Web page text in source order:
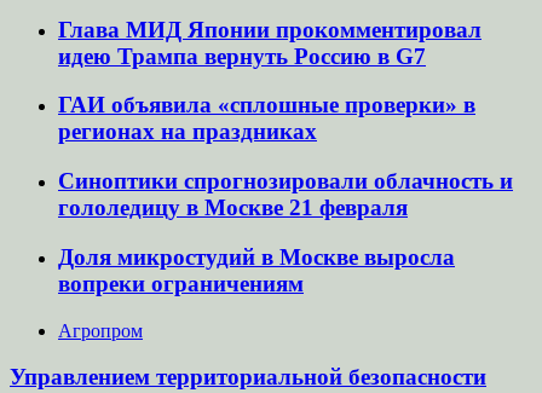
Глава МИД Японии прокомментировал
идею Трампа вернуть Россию в G7
ГАИ объявила «сплошные проверки» в
регионах на праздниках
Синоптики спрогнозировали облачность и
гололедицу в Москве 21 февраля
Доля микростудий в Москве выросла
вопреки ограничениям
Агропром
Управлением территориальной безопасности